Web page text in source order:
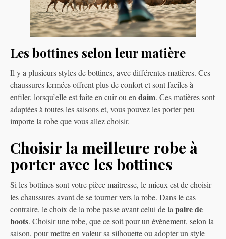
Les bottines selon leur matière
Il y a plusieurs styles de bottines, avec différentes matières. Ces
chaussures fermées offrent plus de confort et sont faciles à
enfiler, lorsqu’elle est faite en cuir ou en daim. Ces matières sont
adaptées à toutes les saisons et, vous pouvez les porter peu
importe la robe que vous allez choisir.
Choisir la meilleure robe à
porter avec les bottines
Si les bottines sont votre pièce maitresse, le mieux est de choisir
les chaussures avant de se tourner vers la robe. Dans le cas
contraire, le choix de la robe passe avant celui de la paire de
boots. Choisir une robe, que ce soit pour un évènement, selon la
saison, pour mettre en valeur sa silhouette ou adopter un style